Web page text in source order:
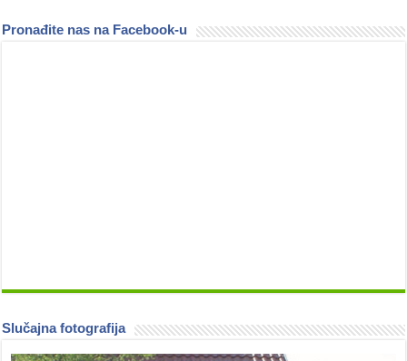
Pronađite nas na Facebook-u
Slučajna fotografija